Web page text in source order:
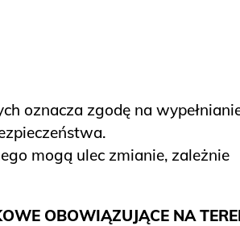
oznacza zgodę na
mogą ulec zmianie, zależnie
OBOWIĄZUJĄCE NA